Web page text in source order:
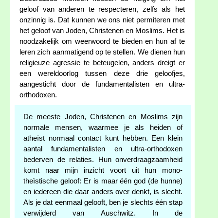
geloof van anderen te respecteren, zelfs als het
onzinnig is. Dat kunnen we ons niet permiteren met
het geloof van Joden, Christenen en Moslims. Het is
noodzakelijk om weerwoord te bieden en hun af te
leren zich aanmatigend op te stellen. We dienen hun
religieuze agressie te beteugelen, anders dreigt er
een wereldoorlog tussen deze drie geloofjes,
aangesticht door de fundamentalisten en ultra-
orthodoxen.
De meeste Joden, Christenen en Moslims zijn
normale mensen, waarmee je als heiden of
atheïst normaal contact kunt hebben. Een klein
aantal fundamentalisten en ultra-orthodoxen
bederven de relaties. Hun onverdraagzaamheid
komt naar mijn inzicht voort uit hun mono-
theïstische geloof: Er is maar één god (de hunne)
en iedereen die daar anders over denkt, is slecht.
Als je dat eenmaal gelooft, ben je slechts één stap
verwijderd van Auschwitz. In de